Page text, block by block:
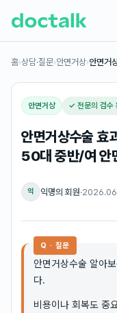
홈›상담·질문›안면거상›안면거
안면거상 ✓ 전문의 검수
안면거상수술 효
50대 중반/여 안
익 익명의 회원·
Q · 질문
안면거상수술 알아
다.
비용이나 회복도 중